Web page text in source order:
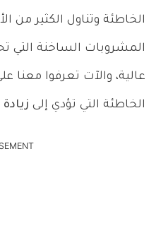
الخاطئة وتناول الكثير
المشروبات الساخنة التي
عالية، والآت تعرفوا معنا
الخاطئة التي تؤدي إلى